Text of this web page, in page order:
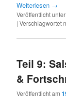
Weiterlesen →
Veröffentlicht unter
|Verschlagwortet
Teil 9:
&
Veröffentlicht am